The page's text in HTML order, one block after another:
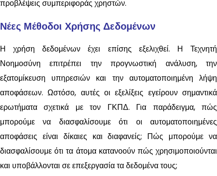
προβλέψεις συμπεριφοράς χρηστών.
Νέες Μέθοδοι Χρήσης Δεδομένων
Η χρήση δεδομένων έχει επίσης εξελιχθεί. Η Τεχνητή
Νοημοσύνη επιτρέπει την προγνωστική ανάλυση, την
εξατομίκευση υπηρεσιών και την αυτοματοποιημένη λήψη
αποφάσεων. Ωστόσο, αυτές οι εξελίξεις εγείρουν σημαντικά
ερωτήματα σχετικά με τον ΓΚΠΔ. Για παράδειγμα, πώς
μπορούμε να διασφαλίσουμε ότι οι αυτοματοποιημένες
αποφάσεις είναι δίκαιες και διαφανείς; Πώς μπορούμε να
διασφαλίσουμε ότι τα άτομα κατανοούν πώς χρησιμοποιούνται
και υποβάλλονται σε επεξεργασία τα δεδομένα τους;